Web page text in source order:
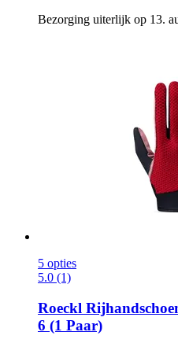
Bezorging uiterlijk op 13.
5 opties
5.0 (1)
Roeckl
6 (1 Paar)